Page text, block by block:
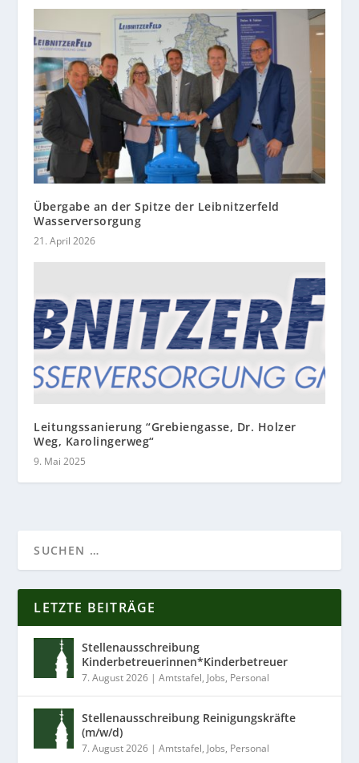
Übergabe an der Spitze der Leibnitzerfeld
Wasserversorgung
21. April 2026
Leitungssanierung “Grebiengasse, Dr. Holzer
Weg, Karolingerweg“
9. Mai 2025
LETZTE BEITRÄGE
Stellenausschreibung
Kinderbetreuerinnen*Kinderbetreuer
7. August 2026 |Amtstafel, Jobs, Personal
Stellenausschreibung Reinigungskräfte
(m/w/d)
7. August 2026 |Amtstafel, Jobs, Personal